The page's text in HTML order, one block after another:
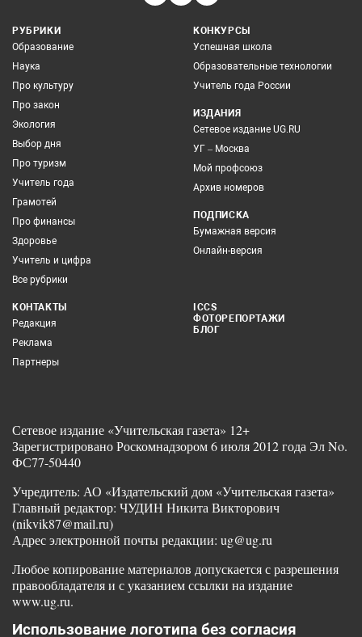
РУБРИКИ
Образование
Наука
Про культуру
Про закон
Экология
Выбор дня
Про туризм
Учитель года
Грамотей
Про финансы
Здоровье
Учитель и цифра
Все рубрики
КОНКУРСЫ
Успешная школа
Образовательные технологии
Учитель года России
ИЗДАНИЯ
Сетевое издание UG.RU
УГ – Москва
Мой профсоюз
Архив номеров
ПОДПИСКА
Бумажная версия
Онлайн-версия
КОНТАКТЫ
Редакция
Реклама
Партнеры
ICCS
ФОТОРЕПОРТАЖИ
БЛОГ
Сетевое издание «Учительская газета» 12+
Зарегистрировано Роскомнадзором 6 июля 2012 года Эл No.
ФС77-50440
Учредитель: АО «Издательский дом «Учительская газета»
Главный редактор: ЧУДИН Никита Викторович
(nikvik87@mail.ru)
Адрес электронной почты редакции: ug@ug.ru
Любое копирование материалов допускается с разрешения
правообладателя и с указанием ссылки на издание
www.ug.ru.
Использование логотипа без согласия